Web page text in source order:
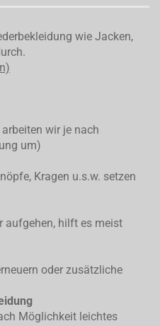
wie Jacken,
arbeiten wir je nach
um)
Kragen u.s.w. setzen
aufgehen, hilft es meist
oder zusätzliche
Möglichkeit leichtes